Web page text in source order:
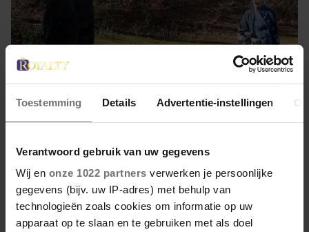
Toestemming Details Advertentie-instellingen
Verantwoord gebruik van uw gegevens
Wij en onze 1022 partners verwerken je persoonlijke
gegevens (bijv. uw IP-adres) met behulp van
technologieën zoals cookies om informatie op uw
apparaat op te slaan en te gebruiken met als doel
BIJZONDER
VERJAARDAGSCADEAU VOOR
MARGRETHE